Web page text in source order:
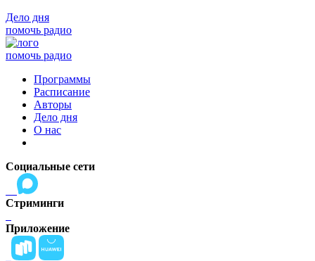
Дело дня
помочь радио
помочь радио
Программы
Расписание
Авторы
Дело дня
О нас
Социальные сети
Стриминги
Приложение